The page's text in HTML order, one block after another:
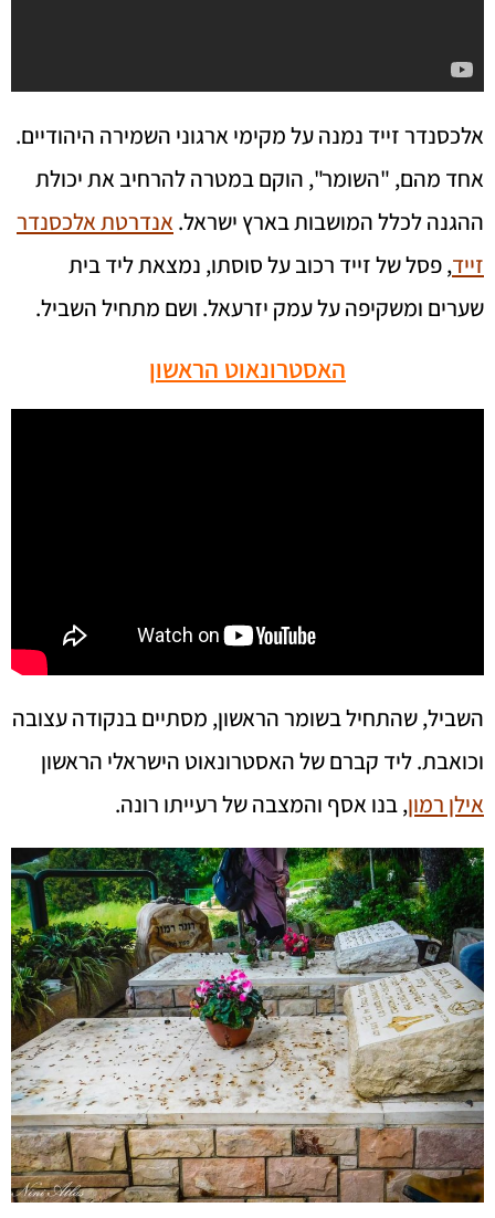
אלכסנדר זייד נמנה על מקימי ארגוני השמירה היהודיים.
אחד מהם, "השומר", הוקם במטרה להרחיב את יכולת
ההגנה לכלל המושבות בארץ ישראל. אנדרטת אלכסנדר
זייד, פסל של זייד רכוב על סוסתו, נמצאת ליד בית
שערים ומשקיפה על עמק יזרעאל. ושם מתחיל השביל.
האסטרונאוט הראשון
השביל, שהתחיל בשומר הראשון, מסתיים בנקודה עצובה
וכואבת. ליד קברם של האסטרונאוט הישראלי הראשון
אילן רמון,בנו אסף והמצבה של רעייתו רונה.